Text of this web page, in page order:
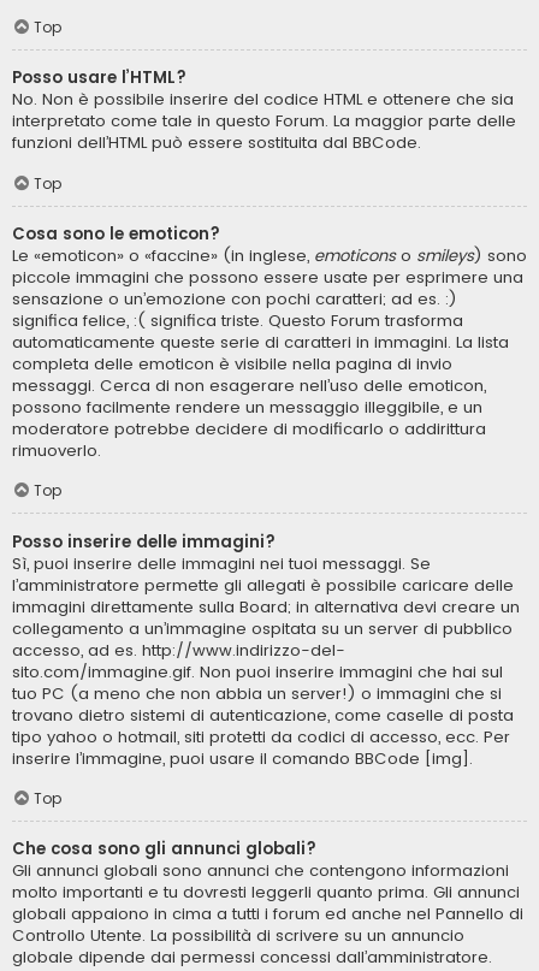
Top
Posso usare l’HTML?
No. Non è possibile inserire del codice HTML e ottenere che sia
interpretato come tale in questo Forum. La maggior parte delle
funzioni dell’HTML può essere sostituita dal BBCode.
Top
Cosa sono le emoticon?
Le «emoticon» o «faccine» (in inglese, emoticonso smileys) sono
piccole immagini che possono essere usate per esprimere una
sensazione o un’emozione con pochi caratteri; ad es. :)
significa felice, :( significa triste. Questo Forum trasforma
automaticamente queste serie di caratteri in immagini. La lista
completa delle emoticon è visibile nella pagina di invio
messaggi. Cerca di non esagerare nell’uso delle emoticon,
possono facilmente rendere un messaggio illeggibile, e un
moderatore potrebbe decidere di modificarlo o addirittura
rimuoverlo.
Top
Posso inserire delle immagini?
Sì, puoi inserire delle immagini nei tuoi messaggi. Se
l’amministratore permette gli allegati è possibile caricare delle
immagini direttamente sulla Board; in alternativa devi creare un
collegamento a un’immagine ospitata su un server di pubblico
accesso, ad es. http://www.indirizzo-del-
sito.com/immagine.gif. Non puoi inserire immagini che hai sul
tuo PC (a meno che non abbia un server!) o immagini che si
trovano dietro sistemi di autenticazione, come caselle di posta
tipo yahoo o hotmail, siti protetti da codici di accesso, ecc. Per
inserire l’immagine, puoi usare il comando BBCode [img].
Top
Che cosa sono gli annunci globali?
Gli annunci globali sono annunci che contengono informazioni
molto importanti e tu dovresti leggerli quanto prima. Gli annunci
globali appaiono in cima a tutti i forum ed anche nel Pannello di
Controllo Utente. La possibilità di scrivere su un annuncio
globale dipende dai permessi concessi dall’amministratore.